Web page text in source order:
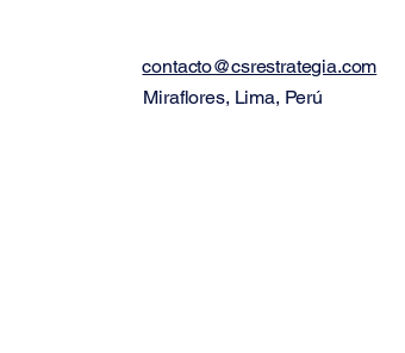
contacto@csrestrategia.com
Miraflores, Lima, Perú